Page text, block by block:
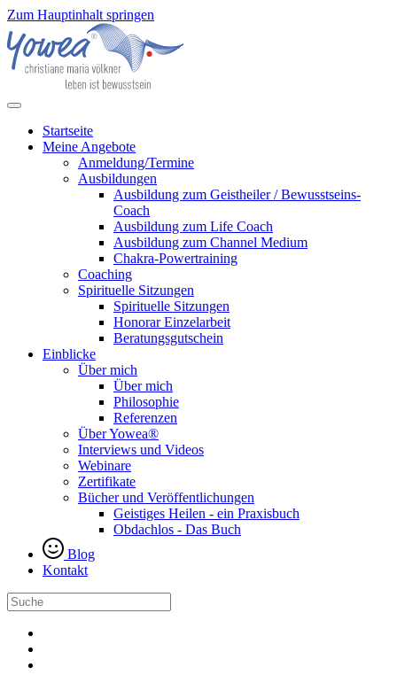
Zum Hauptinhalt springen
Startseite
Meine Angebote
Anmeldung/Termine
Ausbildungen
Ausbildung zum Geistheiler / Bewusstseins-
Coach
Ausbildung zum Life Coach
Ausbildung zum Channel Medium
Chakra-Powertraining
Coaching
Spirituelle Sitzungen
Spirituelle Sitzungen
Honorar Einzelarbeit
Beratungsgutschein
Einblicke
Über mich
Über mich
Philosophie
Referenzen
Über Yowea®
Interviews und Videos
Webinare
Zertifikate
Bücher und Veröffentlichungen
Geistiges Heilen - ein Praxisbuch
Obdachlos - Das Buch
Blog
Kontakt